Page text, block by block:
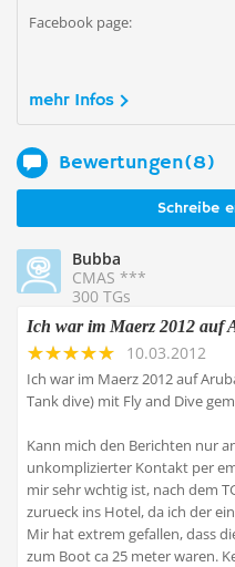
Facebook page:
mehr Infos
Bewertungen(8)
Schreibe
Bubba
CMAS ***
300 TGs
Ich war im Maerz 2012 auf
10.03.2012
Ich war im Maerz 2012 auf
Tank dive) mit Fly and Dive
Kann mich den Berichten nur
unkomplizierter Kontakt per
mir sehr wchtig ist, nach dem
zurueck ins Hotel, da ich der
Mir hat extrem gefallen, dass
zum Boot ca 25 meter waren.